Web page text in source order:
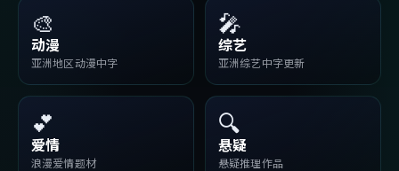
🎨
动漫
亚洲地区动漫中字
🎤
综艺
亚洲综艺中字更新
💕
爱情
浪漫爱情题材
🔍
悬疑
悬疑推理作品